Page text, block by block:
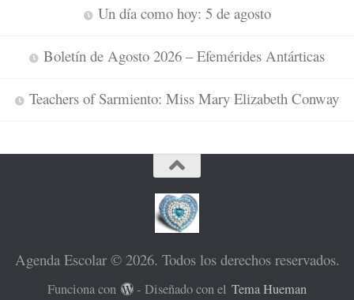
Un día como hoy: 5 de agosto
Boletín de Agosto 2026 – Efemérides Antárticas
Teachers of Sarmiento: Miss Mary Elizabeth Conway
Agenda Escolar © 2026. Todos los derechos reservados.
Funciona con - Diseñado con elTema Hueman